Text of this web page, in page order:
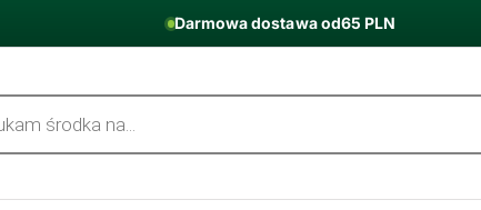
Darmowa dostawa od65 PLN